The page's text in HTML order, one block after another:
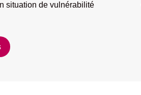
situation de vulnérabilité